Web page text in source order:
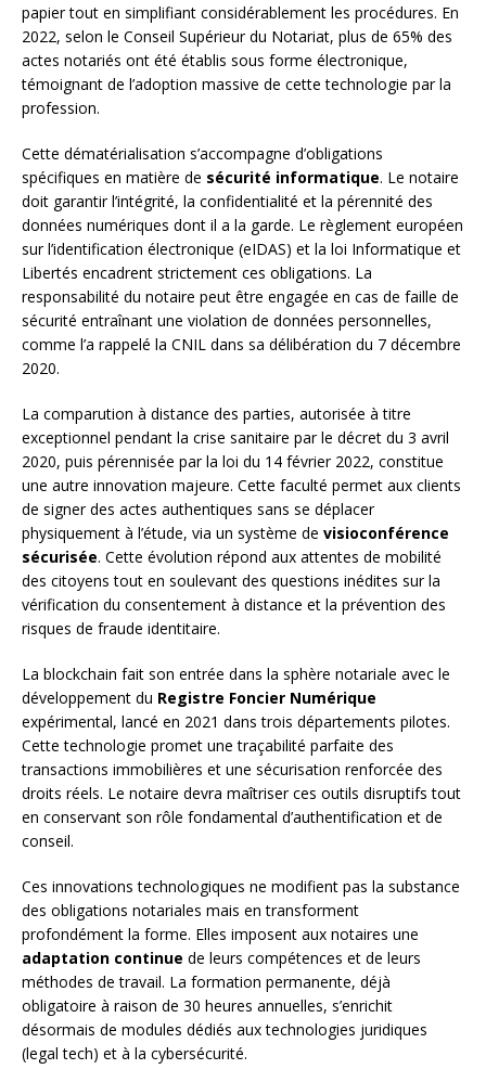
papier tout en simplifiant considérablement les procédures. En
2022, selon le Conseil Supérieur du Notariat, plus de 65% des
actes notariés ont été établis sous forme électronique,
témoignant de l’adoption massive de cette technologie par la
profession.
Cette dématérialisation s’accompagne d’obligations
spécifiques en matière de sécurité informatique. Le notaire
doit garantir l’intégrité, la confidentialité et la pérennité des
données numériques dont il a la garde. Le règlement européen
sur l’identification électronique (eIDAS) et la loi Informatique et
Libertés encadrent strictement ces obligations. La
responsabilité du notaire peut être engagée en cas de faille de
sécurité entraînant une violation de données personnelles,
comme l’a rappelé la CNIL dans sa délibération du 7 décembre
2020.
La comparution à distance des parties, autorisée à titre
exceptionnel pendant la crise sanitaire par le décret du 3 avril
2020, puis pérennisée par la loi du 14 février 2022, constitue
une autre innovation majeure. Cette faculté permet aux clients
de signer des actes authentiques sans se déplacer
physiquement à l’étude, via un système de visioconférence
sécurisée. Cette évolution répond aux attentes de mobilité
des citoyens tout en soulevant des questions inédites sur la
vérification du consentement à distance et la prévention des
risques de fraude identitaire.
La blockchain fait son entrée dans la sphère notariale avec le
développement du Registre Foncier Numérique
expérimental, lancé en 2021 dans trois départements pilotes.
Cette technologie promet une traçabilité parfaite des
transactions immobilières et une sécurisation renforcée des
droits réels. Le notaire devra maîtriser ces outils disruptifs tout
en conservant son rôle fondamental d’authentification et de
conseil.
Ces innovations technologiques ne modifient pas la substance
des obligations notariales mais en transforment
profondément la forme. Elles imposent aux notaires une
adaptation continue de leurs compétences et de leurs
méthodes de travail. La formation permanente, déjà
obligatoire à raison de 30 heures annuelles, s’enrichit
désormais de modules dédiés aux technologies juridiques
(legal tech) et à la cybersécurité.